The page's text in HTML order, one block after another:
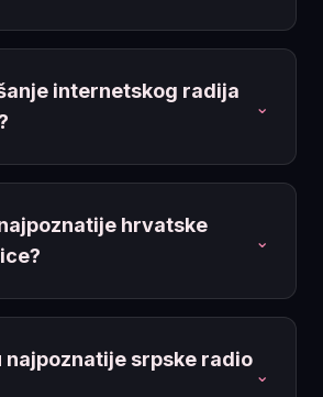
internetskog radija
⌄
hrvatske
⌄
najpoznatije srpske radio
⌄